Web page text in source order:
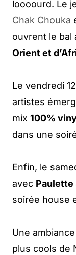
loooourd. Le
Chak Chouka
ouvrent le bal
Orient et
Le vendredi
artistes
mix 100%
dans une
Enfin, le
avec Paulette
soirée house
Une
plus cools de